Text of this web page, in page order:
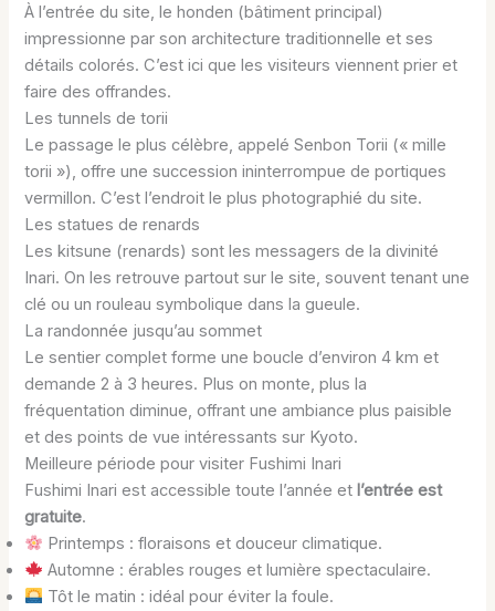
À l’entrée du site, le honden (bâtiment principal)
impressionne par son architecture traditionnelle et ses
détails colorés. C’est ici que les visiteurs viennent prier et
faire des offrandes.
Les tunnels de torii
Le passage le plus célèbre, appelé Senbon Torii (« mille
torii »), offre une succession ininterrompue de portiques
vermillon. C’est l’endroit le plus photographié du site.
Les statues de renards
Les kitsune (renards) sont les messagers de la divinité
Inari. On les retrouve partout sur le site, souvent tenant une
clé ou un rouleau symbolique dans la gueule.
La randonnée jusqu’au sommet
Le sentier complet forme une boucle d’environ 4 km et
demande 2 à 3 heures. Plus on monte, plus la
fréquentation diminue, offrant une ambiance plus paisible
et des points de vue intéressants sur Kyoto.
Meilleure période pour visiter Fushimi Inari
Fushimi Inari est accessible toute l’année et l’entrée est
gratuite.
Printemps : floraisons et douceur climatique.
Automne : érables rouges et lumière spectaculaire.
Tôt le matin : idéal pour éviter la foule.